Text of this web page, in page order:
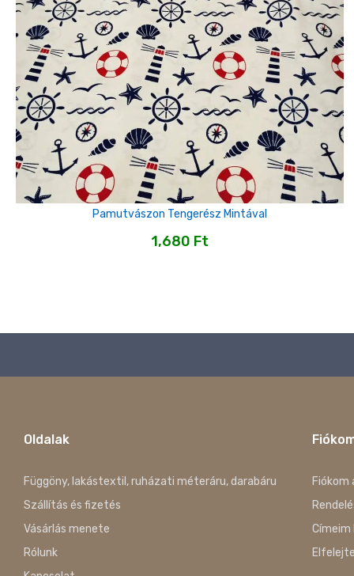
Pamutvászon Tengerész Mintával
1,680 Ft
Oldalak
Függöny, lakástextil, ruházati méteráru, darabáru
Szállítás és fizetés
Vásárlás menete
Rólunk
Fiókom
Címeim